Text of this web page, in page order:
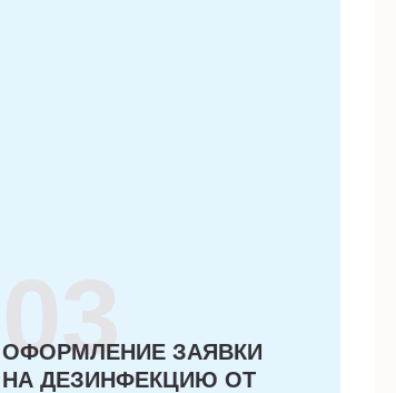
03
ОФОРМЛЕНИЕ ЗАЯВКИ
НА ДЕЗИНФЕКЦИЮ ОТ